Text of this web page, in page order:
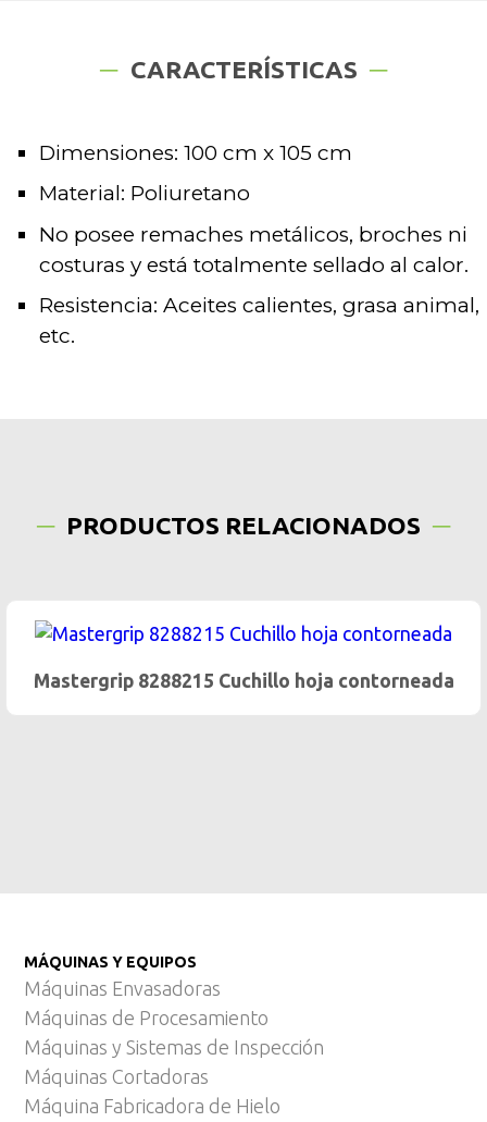
CARACTERÍSTICAS
Dimensiones: 100 cm x 105 cm
Material: Poliuretano
No posee remaches metálicos, broches ni
costuras y está totalmente sellado al calor.
Resistencia: Aceites calientes, grasa animal,
etc.
PRODUCTOS RELACIONADOS
Cuchillo hoja contorneada
MÁQUINAS Y EQUIPOS
Máquinas Envasadoras
Máquinas de Procesamiento
Máquinas y Sistemas de Inspección
Máquinas Cortadoras
Máquina Fabricadora de Hielo